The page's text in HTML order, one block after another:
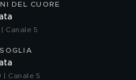
DEL CUORE
Canale 5
| Canale 5